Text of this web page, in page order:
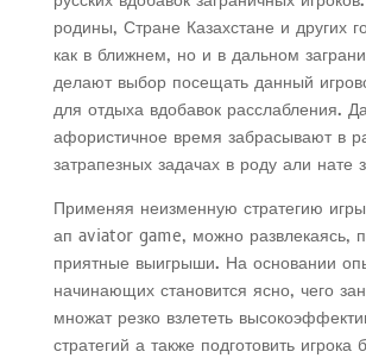
родины, Стране Казахстане и других
как в ближнем, но и в дальном
делают выбор посещать данный
для отдыха вдобавок расслабления.
афористичное время забрасывают в
затрапезных задачах в роду али нате
Применяя неизменную стратегию
ап aviator game, можно развлекаясь,
приятные выигрыши. На основании
начинающих становится ясно, чего
множат резко взлететь
стратегий а также подготовить игрока